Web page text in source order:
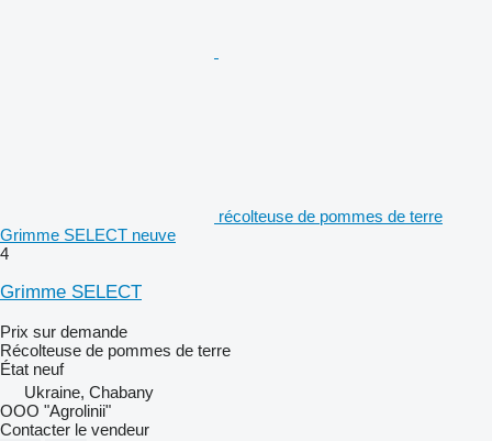
récolteuse de pommes de terre
Grimme SELECT neuve
4
Grimme SELECT
Prix sur demande
Récolteuse de pommes de terre
État neuf
Ukraine, Chabany
OOO "Agrolinii"
Contacter le vendeur